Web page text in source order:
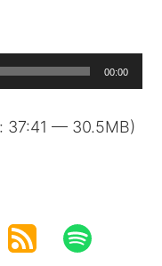
00:00
37:41 — 30.5MB)